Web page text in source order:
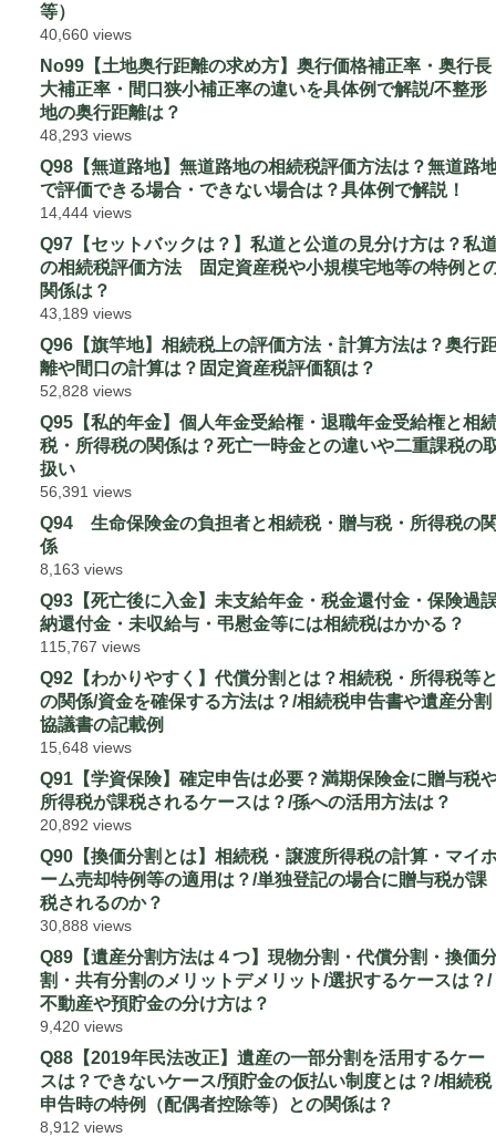
等）
40,660 views
No99【土地奥行距離の求め方】奥行価格補正率・奥行長
大補正率・間口狭小補正率の違いを具体例で解説/不整形
地の奥行距離は？
48,293 views
Q98【無道路地】無道路地の相続税評価方法は？無道路
で評価できる場合・できない場合は？具体例で解説！
14,444 views
Q97【セットバックは？】私道と公道の見分け方は？私
の相続税評価方法 固定資産税や小規模宅地等の特例と
関係は？
43,189 views
Q96【旗竿地】相続税上の評価方法・計算方法は？奥行
離や間口の計算は？固定資産税評価額は？
52,828 views
Q95【私的年金】個人年金受給権・退職年金受給権と相
税・所得税の関係は？死亡一時金との違いや二重課税の
扱い
56,391 views
Q94 生命保険金の負担者と相続税・贈与税・所得税の
係
8,163 views
Q93【死亡後に入金】未支給年金・税金還付金・保険過
納還付金・未収給与・弔慰金等には相続税はかかる？
115,767 views
Q92【わかりやすく】代償分割とは？相続税・所得税等
の関係/資金を確保する方法は？/相続税申告書や遺産分割
協議書の記載例
15,648 views
Q91【学資保険】確定申告は必要？満期保険金に贈与税
所得税が課税されるケースは？/孫への活用方法は？
20,892 views
Q90【換価分割とは】相続税・譲渡所得税の計算・マイ
ーム売却特例等の適用は？/単独登記の場合に贈与税が課
税されるのか？
30,888 views
Q89【遺産分割方法は４つ】現物分割・代償分割・換価
割・共有分割のメリットデメリット/選択するケースは？/
不動産や預貯金の分け方は？
9,420 views
Q88【2019年民法改正】遺産の一部分割を活用するケー
スは？できないケース/預貯金の仮払い制度とは？/相続税
申告時の特例（配偶者控除等）との関係は？
8,912 views